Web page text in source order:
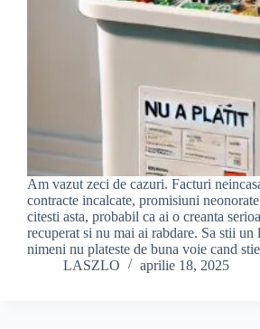
Am vazut zeci de cazuri. Facturi
contracte incalcate, promisiuni
citesti asta, probabil ca ai o creanta
recuperat si nu mai ai rabdare. Sa stii un
nimeni nu plateste de buna voie cand
LASZLO
aprilie 18, 2025